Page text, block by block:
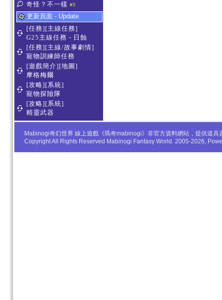
奇怪？不一樣 #5
更新頁面 - Update
[任務][主線任務]
G25主線任務 - 日蝕
[任務][主線/故事劇情]
寵物訓練師任務
[遊戲簡介][地圖]
摩格梅爾
[攻略][系統]
寵物探險隊
[攻略][系統]
精靈武器
Mabinogi奇幻世界 線上遊戲《瑪奇mabinogi》非官方資料網站，提供道
Copyright All Rights Reserved Mabinogi Fantasy World. 2005-2026,